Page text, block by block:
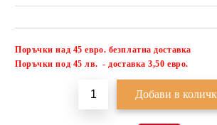
Поръчки над 45 евро. безплатна доставка
Поръчки под 45 лв. - доставка 3,50 евро.